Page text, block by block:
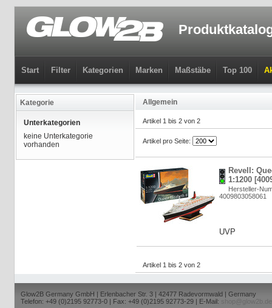
Start Filter Kategorien Marken Maßstäbe Top 100
Kategorie
Unterkategorien
keine Unterkategorie
vorhanden
Allgemein
Artikel 1 bis 2 von 2
Artikel pro Seite:
Revell:
1:1200
Hersteller-
4009803058061
UVP
Artikel 1 bis 2 von 2
Glow2B Germany GmbH | Erlenbacher Str. 3 | 42477 Radevormwald | Germany
Telefon: +49 (0)2195 92773-0 | Fax: +49 (0)2195 92773-29 | E-Mail:
shop@glow2b.de